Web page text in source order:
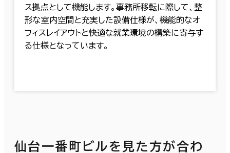
ス拠点として機能します。事務所移転に際して、整
形な室内空間と充実した設備仕様が、機能的なオ
フィスレイアウトと快適な就業環境の構築に寄与す
る仕様となっています。
仙台一番町ビルを見た方が合わ